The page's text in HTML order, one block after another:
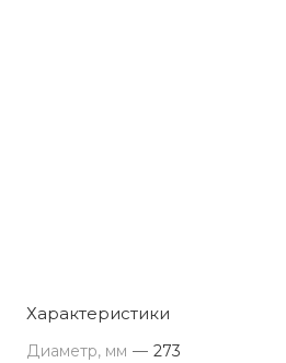
Характеристики
Диаметр, мм — 273